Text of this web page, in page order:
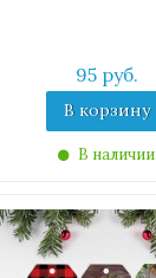
95 руб.
В корзину
В наличии